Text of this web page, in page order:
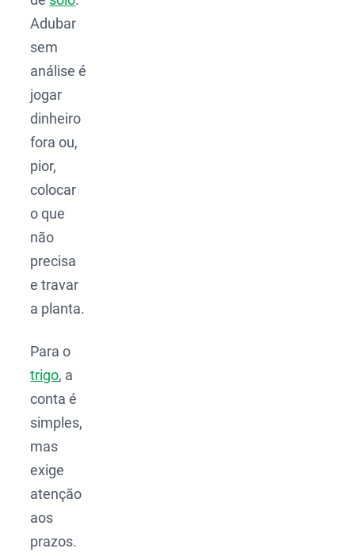
Adubar
sem
análise é
jogar
dinheiro
fora ou,
pior,
colocar
o que
não
precisa
e travar
a planta.
Para o
trigo, a
conta é
simples,
mas
exige
atenção
aos
prazos.